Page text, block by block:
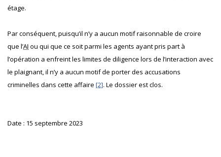
étage.
Par conséquent, puisqu’il n’y a aucun motif raisonnable de croire
que l’AI ou qui que ce soit parmi les agents ayant pris part à
l’opération a enfreint les limites de diligence lors de l’interaction avec
le plaignant, il n’y a aucun motif de porter des accusations
criminelles dans cette affaire [2]. Le dossier est clos.
Date : 15 septembre 2023